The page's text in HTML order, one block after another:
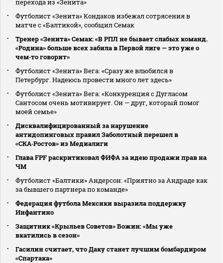
перехода из «Зенита»
Футболист «Зенита» Кондаков избежал сотрясения в
матче с «Балтикой», сообщил Семак
Тренер «Зенита» Семак: «В РПЛ не бывает слабых команд.
«Родина» больше всех забила в Первой лиге — это уже о
чем‑то говорит»
Футболист «Зенита» Вега: «Сразу же влюбился в
Петербург. Надеюсь провести много лет здесь»
Футболист «Зенита» Вега: «Конкуренция с Дугласом
Сантосом очень мотивирует. Он — друг, который помог
моей семье»
Дисквалифицированный за нарушение
антидопинговых правил Заболотный перешел в
«СКА‑Ростов» из Медиалиги
Глава FPF раскритиковал ФИФА за идею продажи прав на
ЧМ
Футболист «Балтики» Андерсон: «Приятно за Андраде как
за бывшего партнера по команде»
Федерация футбола Мексики выразила поддержку
Инфантино
Защитник «Крыльев Советов» Божин: «Мы уже
вкатились в сезон»
Гасилин считает, что Даку станет лучшим бомбардиром
«Спартака»